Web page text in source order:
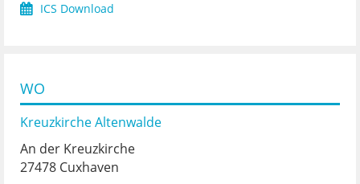
ICS Download
WO
Kreuzkirche Altenwalde
An der Kreuzkirche
27478 Cuxhaven